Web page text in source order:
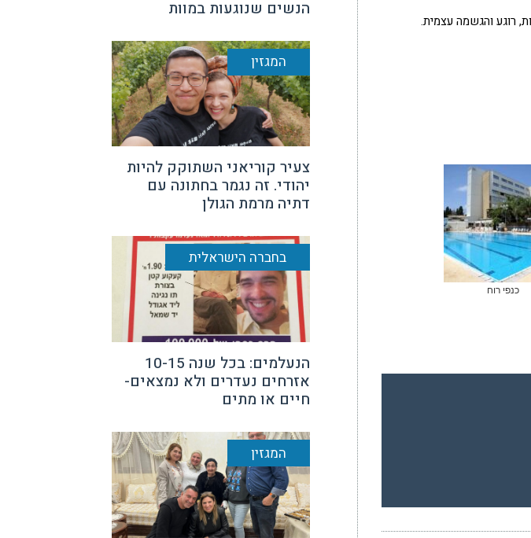
רוגע והגשמה עצמית.
כנפי רוח
הנשים שנוגעות במוות
המגזין
צעיר קוריאני השתוקק להיות
יהודי. זה נגמר בחתונה עם
דתיה מרמת הגולן
בחברה הישראלית
הנעלמים: בכל שנה 10-15
אזרחים נעדרים ולא נמצאים-
חיים או מתים
המגזין